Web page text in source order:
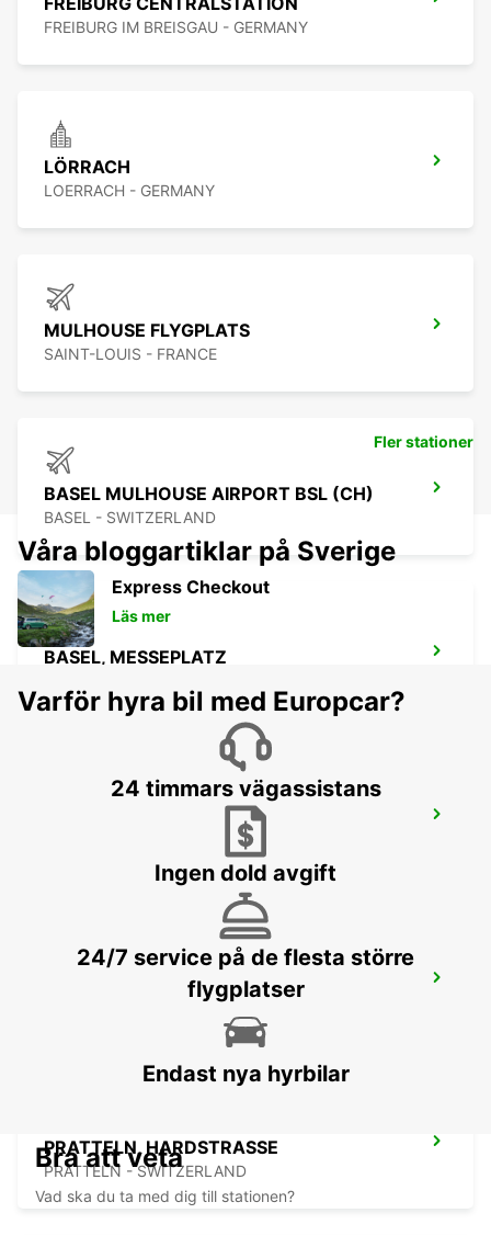
FREIBURG IM BREISGAU - GERMANY
LÖRRACH
LOERRACH - GERMANY
MULHOUSE FLYGPLATS
SAINT-LOUIS - FRANCE
BASEL MULHOUSE AIRPORT BSL (CH)
BASEL - SWITZERLAND
BASEL, MESSEPLATZ
VILLINGEN-SCHWENNINGEN
VILLINGEN-SCHWENNINGEN - GERMANY
NEW 01.01.19: BASEL, MAIN STN.
BASEL - SWITZERLAND
PRATTELN, HARDSTRASSE
PRATTELN - SWITZERLAND
Fler stationer
Våra bloggartiklar på Sverige
Express Checkout
Läs mer
Varför hyra bil med Europcar?
24 timmars vägassistans
Ingen dold avgift
24/7 service på de flesta större
flygplatser
Endast nya hyrbilar
Bra att veta
Vad ska du ta med dig till stationen?